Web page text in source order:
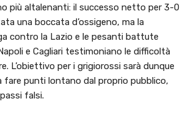
più altalenanti: il successo netto per 3-0
una boccata d’ossigeno, ma la
contro la Lazio e le pesanti battute
e Cagliari testimoniano le difficoltà
L’obiettivo per i grigiorossi sarà dunque
fare punti lontano dal proprio pubblico,
falsi.